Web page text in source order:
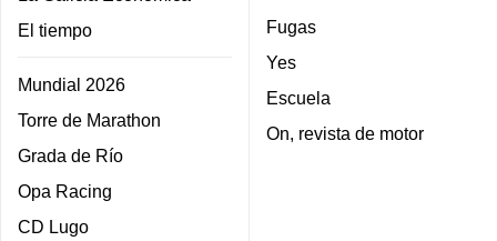
El tiempo
Mundial 2026
Torre de Marathon
Grada de Río
Opa Racing
CD Lugo
Fugas
Yes
Escuela
On, revista de motor